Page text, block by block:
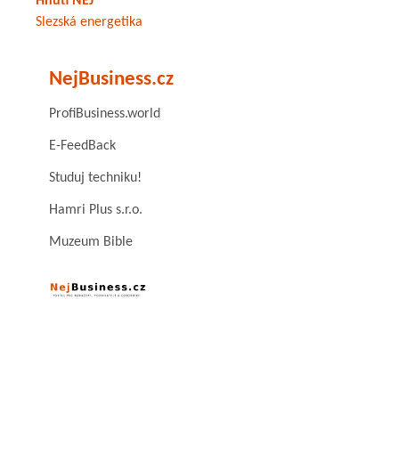
Slezská energetika
NejBusiness.cz
ProfiBusiness.world
E-FeedBack
Studuj techniku!
Hamri Plus s.r.o.
Muzeum Bible